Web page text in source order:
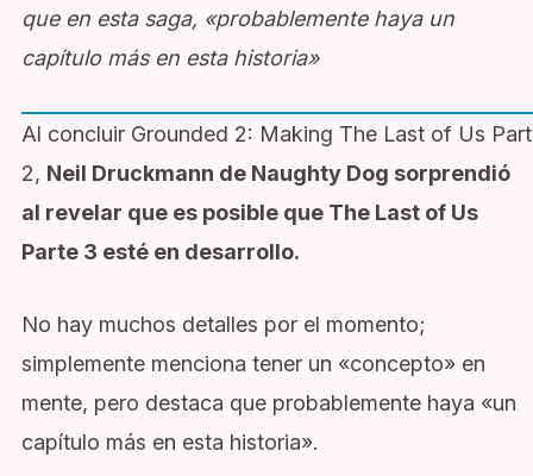
que en esta saga, «probablemente haya un
capítulo más en esta historia»
Al concluir Grounded 2: Making The Last of Us Part
2, Neil Druckmann de Naughty Dog sorprendió
al revelar que es posible que The Last of Us
Parte 3 esté en desarrollo.
No hay muchos detalles por el momento;
simplemente menciona tener un «concepto» en
mente, pero destaca que probablemente haya «un
capítulo más en esta historia».